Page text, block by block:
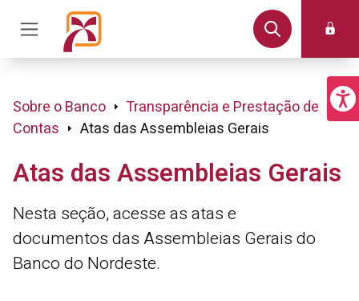
Sobre o Banco
Transparência e Prestação de
Contas
Atas das Assembleias Gerais
Atas das Assembleias Gerais
Nesta seção, acesse as atas e
documentos das Assembleias Gerais do
Banco do Nordeste.